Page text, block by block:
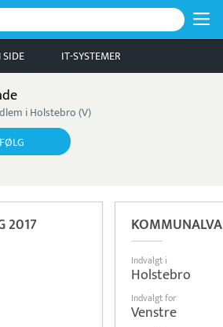
IT-SYSTEMER
i Holstebro (V)
FØLG
2017
Indvalgt i
Holstebro
Indvalgt for
Venstre